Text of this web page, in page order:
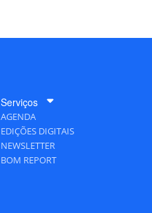
Serviços
AGENDA
EDIÇÕES DIGITAIS
NEWSLETTER
BOM REPORT